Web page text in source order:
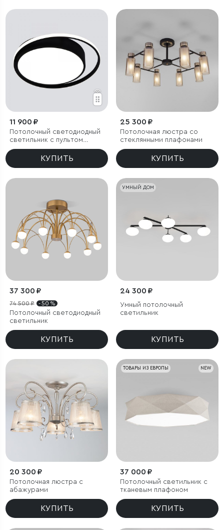
11 900 ₽
Потолочный светодиодный
светильник с пультом
управления
КУПИТЬ
25 300 ₽
Потолочная люстра со
стеклянными плафонами
КУПИТЬ
37 300 ₽
74 500 ₽ - 50 %
Потолочный светодиодный
светильник
КУПИТЬ
УМНЫЙ ДОМ
24 300 ₽
Умный потолочный
светильник
КУПИТЬ
20 300 ₽
Потолочная люстра с
абажурами
КУПИТЬ
NEW
ТОВАРЫ ИЗ ЕВРОПЫ
37 000 ₽
Потолочный светильник с
тканевым плафоном
КУПИТЬ